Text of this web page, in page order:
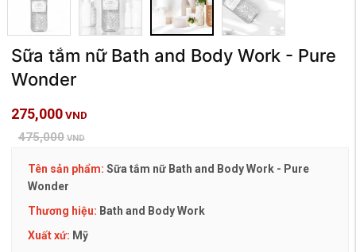
Sữa tắm nữ Bath and Body Work - Pure
Wonder
275,000VND
475,000 VND
Tên sản phẩm: Sữa tắm nữ Bath and Body Work - Pure
Wonder
Thương hiệu: Bath and Body Work
Xuất xứ: Mỹ